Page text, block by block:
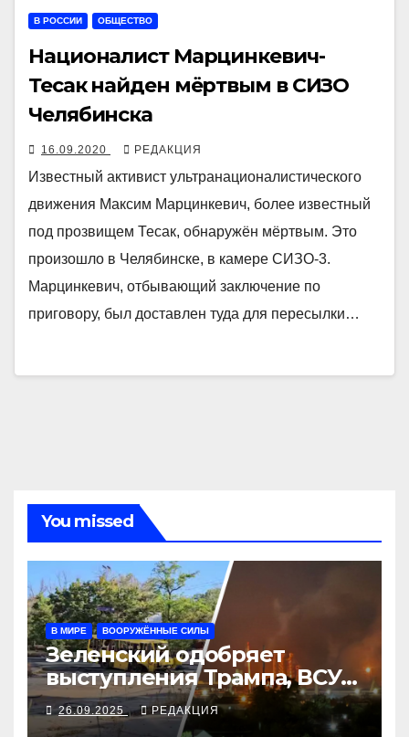
В РОССИИ ОБЩЕСТВО
Националист Марцинкевич-
Тесак найден мёртвым в СИЗО
Челябинска
16.09.2020 РЕДАКЦИЯ
Известный активист ультранационалистического
движения Максим Марцинкевич, более известный
под прозвищем Тесак, обнаружён мёртвым. Это
произошло в Челябинске, в камере СИЗО-3.
Марцинкевич, отбывающий заключение по
приговору, был доставлен туда для пересылки…
You missed
В МИРЕ ВООРУЖЁННЫЕ СИЛЫ
Зеленский одобряет
выступления Трампа, ВСУ
закрыли Добропольский
рубеж
26.09.2025 РЕДАКЦИЯ